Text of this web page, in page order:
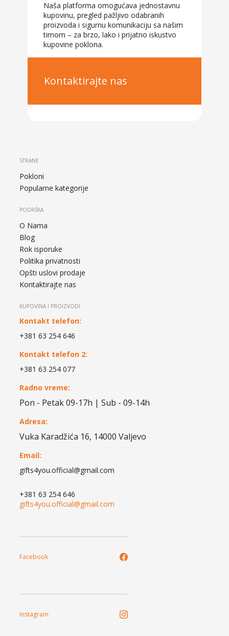
Naša platforma omogućava jednostavnu
kupovinu, pregled pažljivo odabranih
proizvoda i sigurnu komunikaciju sa našim
timom – za brzo, lako i prijatno iskustvo
kupovine poklona.
Kontaktirajte nas
STRANE
Pokloni
Popularne kategorije
PODRŠKA
O Nama
Blog
Rok isporuke
Politika privatnosti
Opšti uslovi prodaje
Kontaktirajte nas
KUPOVINA I PROIZVODI
Kontakt telefon:
+381 63 254 646
Kontakt telefon 2:
+381 63 254 077
Radno vreme:
Pon - Petak 09-17h | Sub - 09-14h
Adresa:
Vuka Karadžića 16, 14000 Valjevo
Email:
gifts4you.official@gmail.com
+381 63 254 646
gifts4you.official@gmail.com
Facebook
Instagram